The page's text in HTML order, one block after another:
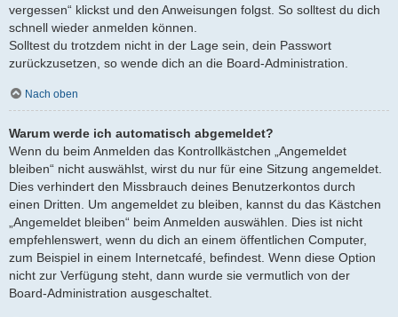
vergessen“ klickst und den Anweisungen folgst. So solltest du dich
schnell wieder anmelden können.
Solltest du trotzdem nicht in der Lage sein, dein Passwort
zurückzusetzen, so wende dich an die Board-Administration.
Nach oben
Warum werde ich automatisch abgemeldet?
Wenn du beim Anmelden das Kontrollkästchen „Angemeldet
bleiben“ nicht auswählst, wirst du nur für eine Sitzung angemeldet.
Dies verhindert den Missbrauch deines Benutzerkontos durch
einen Dritten. Um angemeldet zu bleiben, kannst du das Kästchen
„Angemeldet bleiben“ beim Anmelden auswählen. Dies ist nicht
empfehlenswert, wenn du dich an einem öffentlichen Computer,
zum Beispiel in einem Internetcafé, befindest. Wenn diese Option
nicht zur Verfügung steht, dann wurde sie vermutlich von der
Board-Administration ausgeschaltet.